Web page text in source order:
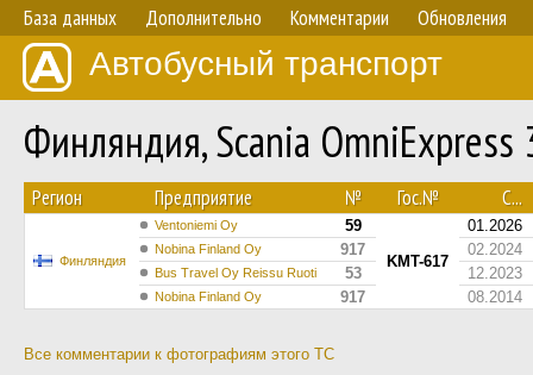
База данных Дополнительно Комментарии Обновления
Автобусный транспорт
Финляндия, Scania
Регион Предприятие № Гос.№ С...
Финляндия
Ventoniemi Oy
59
KMT-617
01.2026
Nobina Finland Oy 917 02.2024
Bus Travel Oy Reissu Ruoti 53 12.2023
Nobina Finland Oy 917 08.2014
Все комментарии к фотографиям этого ТС